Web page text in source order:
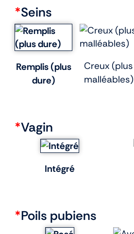
*Seins
Remplis (plus
dure)
Creux (plus
malléables)
*Vagin
Intégré
*Poils pubiens